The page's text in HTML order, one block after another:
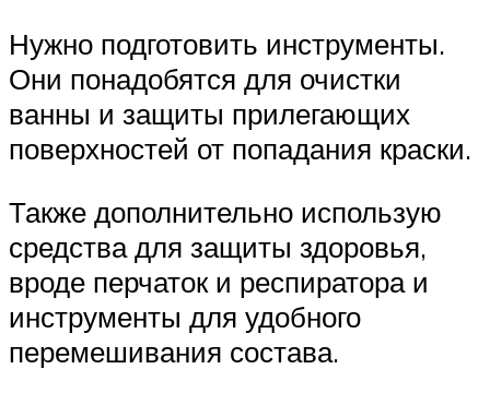
Нужно подготовить инструменты.
Они понадобятся для очистки
ванны и защиты прилегающих
поверхностей от попадания краски.
Также дополнительно использую
средства для защиты здоровья,
вроде перчаток и респиратора и
инструменты для удобного
перемешивания состава.